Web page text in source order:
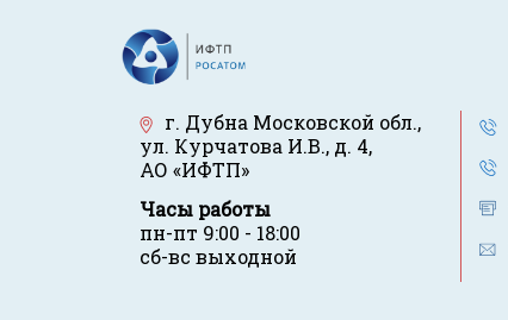
г. Дубна Московской обл.,
ул. Курчатова И.В., д. 4,
АО «ИФТП»
Часы работы
пн-пт 9:00 - 18:00
сб-вс выходной